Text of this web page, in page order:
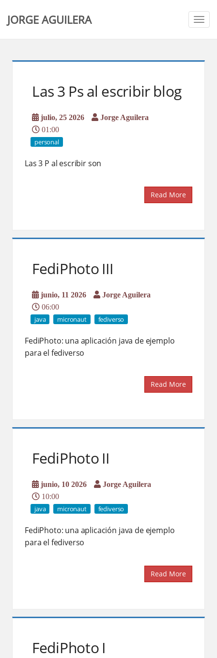
JORGE AGUILERA
Las 3 Ps al escribir blog
julio, 25 2026
Jorge Aguilera
01:00
personal
Las 3 P al escribir son
Read More
FediPhoto III
junio, 11 2026
Jorge Aguilera
06:00
java micronaut fediverso
FediPhoto: una aplicación java de ejemplo
para el fediverso
Read More
FediPhoto II
junio, 10 2026
Jorge Aguilera
10:00
java micronaut fediverso
FediPhoto: una aplicación java de ejemplo
para el fediverso
Read More
FediPhoto I